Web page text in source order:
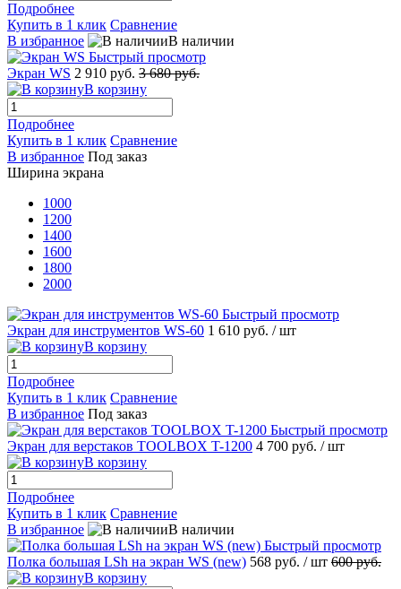
Подробнее
Купить в 1 клик Сравнение
В избранное
В наличии
Быстрый просмотр
Экран WS 2 910 руб. 3 680 руб.
В корзину
Подробнее
Купить в 1 клик Сравнение
В избранное Под заказ
Ширина экрана
1000
1200
1400
1600
1800
2000
Быстрый просмотр
Экран для инструментов WS-60 1 610 руб. / шт
В корзину
Подробнее
Купить в 1 клик Сравнение
В избранное Под заказ
Быстрый просмотр
Экран для верстаков TOOLBOX T-1200 4 700 руб. / шт
В корзину
Подробнее
Купить в 1 клик Сравнение
В избранное
В наличии
Быстрый просмотр
Полка большая LSh на экран WS (new) 568 руб. / шт 600 руб.
В корзину